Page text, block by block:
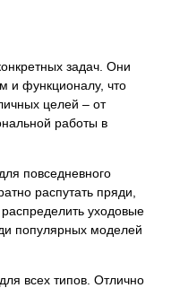
задач. Они
и функционалу, что
целей – от
работы в
повседневного
распутать пряди,
уходовые
популярных моделей
всех типов. Отлично